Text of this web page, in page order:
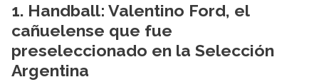
Handball: Valentino Ford, el
cañuelense que fue
preseleccionado en la Selección
Argentina